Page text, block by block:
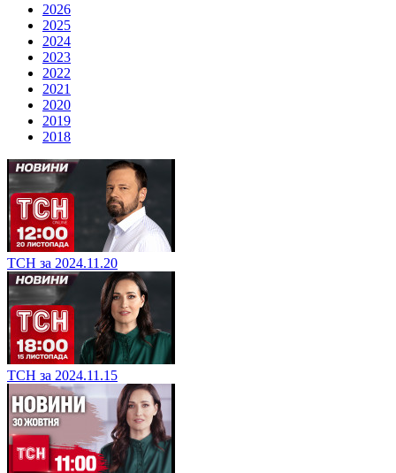
2026
2025
2024
2023
2022
2021
2020
2019
2018
ТСН за 2024.11.20
ТСН за 2024.11.15